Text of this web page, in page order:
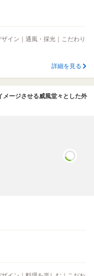
イン｜通風・採光｜こだわり
詳細を見る
メージさせる威風堂々とした外